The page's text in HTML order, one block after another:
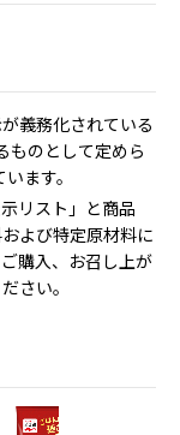
義務化されている
ものとして定めら
ます。
リスト」と商品
よび特定原材料に
購入、お召し上が
さい。